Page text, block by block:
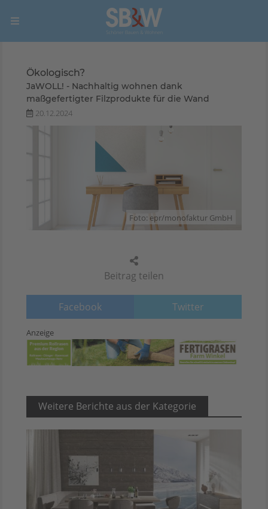
Ökologisch?
JaWOLL! - Nachhaltig wohnen dank
maßgefertigter Filzprodukte für die Wand
20.12.2024
Foto: epr/monofaktur GmbH
Beitrag teilen
Facebook Twitter
Anzeige
Weitere Berichte aus der Kategorie